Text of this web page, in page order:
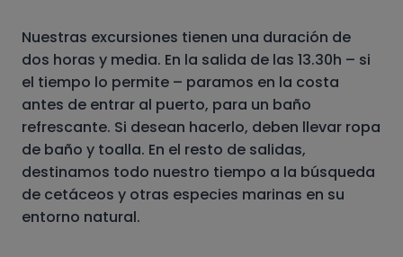
Nuestras excursiones tienen una duración de
dos horas y media. En la salida de las 13.30h – si
el tiempo lo permite – paramos en la costa
antes de entrar al puerto, para un baño
refrescante. Si desean hacerlo, deben llevar ropa
de baño y toalla. En el resto de salidas,
destinamos todo nuestro tiempo a la búsqueda
de cetáceos y otras especies marinas en su
entorno natural.